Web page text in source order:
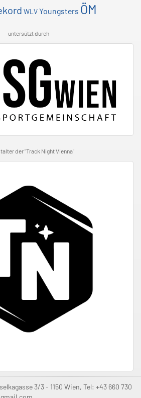
WLVYoungsters ÖM
untersützt durch
der "Track Night Vienna"
3/3 - 1150 Wien, Tel: +43 660 730